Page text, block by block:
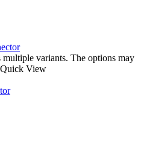
multiple variants. The options may
Quick View